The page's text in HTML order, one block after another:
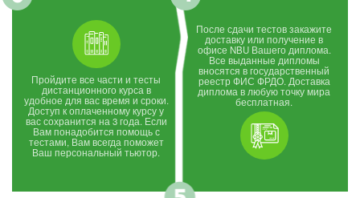
Пройдите все части и тесты
дистанционного курса в
удобное для вас время и сроки.
Доступ к оплаченному курсу у
вас сохранится на 3 года. Если
Вам понадобится помощь с
тестами, Вам всегда поможет
Ваш персональный тьютор.
После сдачи тестов закажите
доставку или получение в
офисе NBU Вашего диплома.
Все выданные дипломы
вносятся в государственный
реестр ФИС ФРДО. Доставка
диплома в любую точку мира
бесплатная.